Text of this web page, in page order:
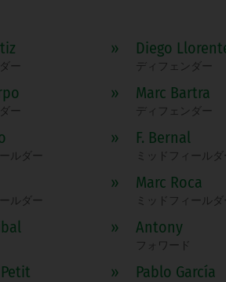
ー
» Diego
ディフェンダー
ー
» Marc Bartra
ディフェンダー
ルダー
» F. Bernal
ミッドフィールダ
ルダー
» Marc Roca
ミッドフィールダ
» Antony
フォワード
» Pablo García